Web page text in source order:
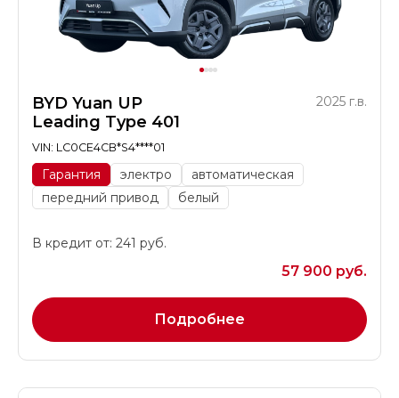
BYD Yuan UP
Leading Type 401
2025 г.в.
VIN: LC0CE4CB*S4****01
Гарантия электро
автоматическая
передний привод
белый
В кредит от: 241 руб.
57 900 руб.
Подробнее